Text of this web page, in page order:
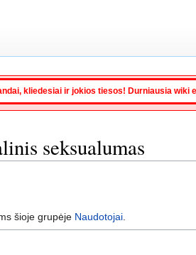
kliedesiai ir jokios tiesos! Durniausia wiki
seksualumas
šioje grupėje Naudotojai